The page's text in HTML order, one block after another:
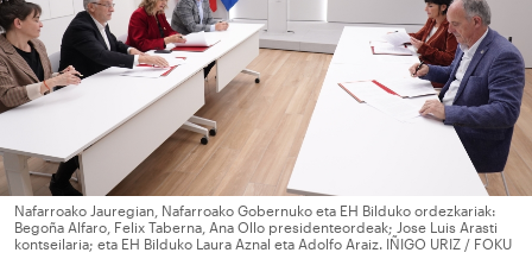
Nafarroako Jauregian, Nafarroako Gobernuko eta EH Bilduko ordezkariak:
Begoña Alfaro, Felix Taberna, Ana Ollo presidenteordeak; Jose Luis Arasti
kontseilaria; eta EH Bilduko Laura Aznal eta Adolfo Araiz. IÑIGO URIZ / FOKU